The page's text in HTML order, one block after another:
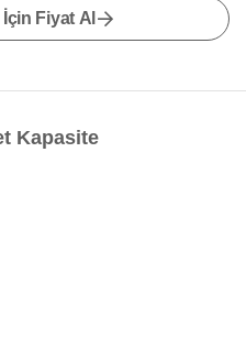
Fiyat Al
Kapasite